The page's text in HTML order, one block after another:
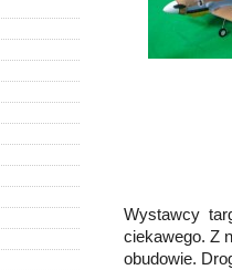
Wystawcy
ciekawego. Z
obudowie.